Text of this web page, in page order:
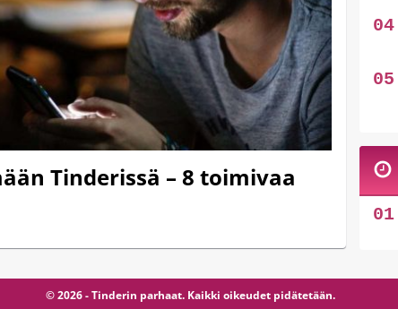
Tinderissä – 8 toimivaa
© 2026 - Tinderin parhaat. Kaikki oikeudet pidätetään.